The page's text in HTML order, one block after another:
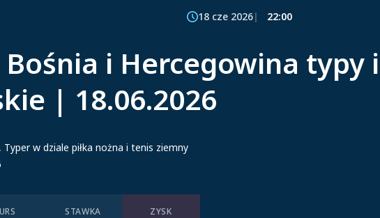
18 cze 2026 22:00
Bośnia i Hercegowina typy
| 18.06.2026
, Typer w dziale piłka nożna i tenis ziemny
STAWKA ZYSK